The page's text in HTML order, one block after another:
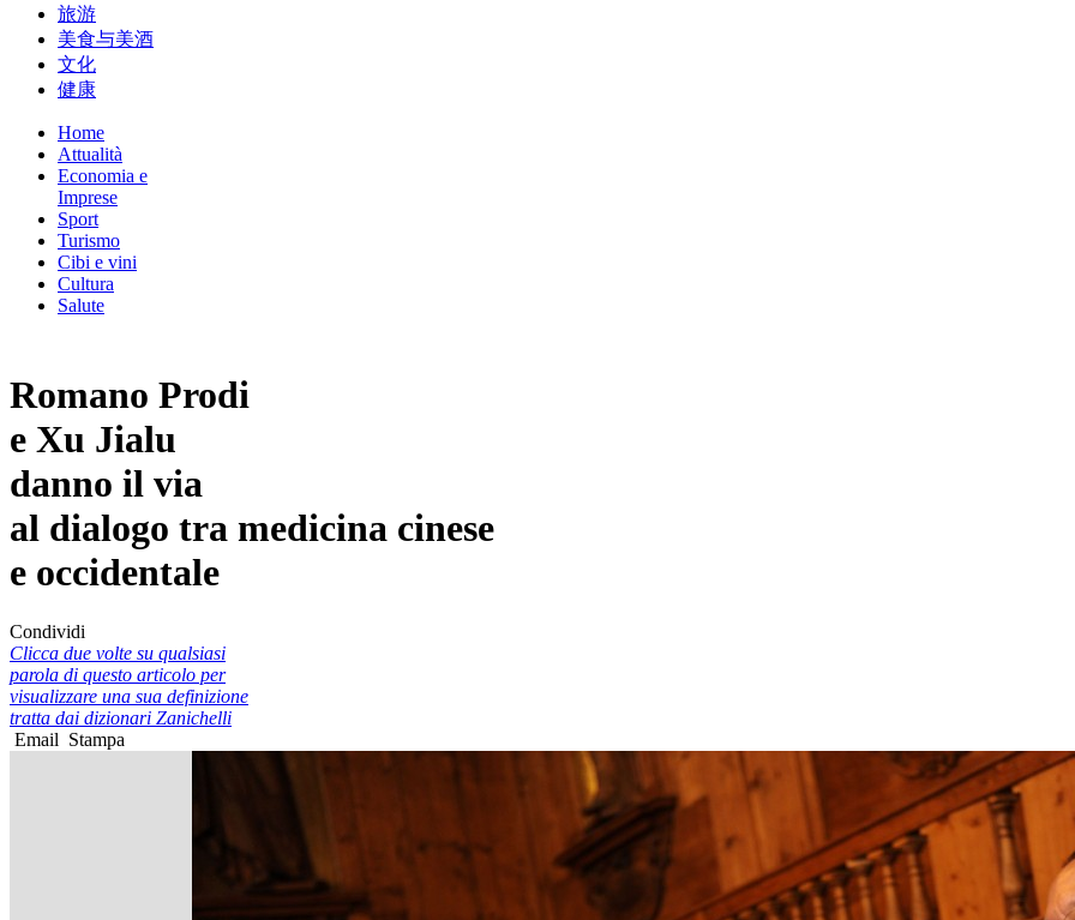
旅游
美食与美酒
文化
健康
Home
Attualità
Economia e
Imprese
Sport
Turismo
Cibi e vini
Cultura
Salute
Romano Prodi
e Xu Jialu
danno il via
al dialogo tra medicina cinese
e occidentale
Condividi
Clicca due volte su qualsiasi
parola di questo articolo per
visualizzare una sua definizione
tratta dai dizionari Zanichelli
Email Stampa